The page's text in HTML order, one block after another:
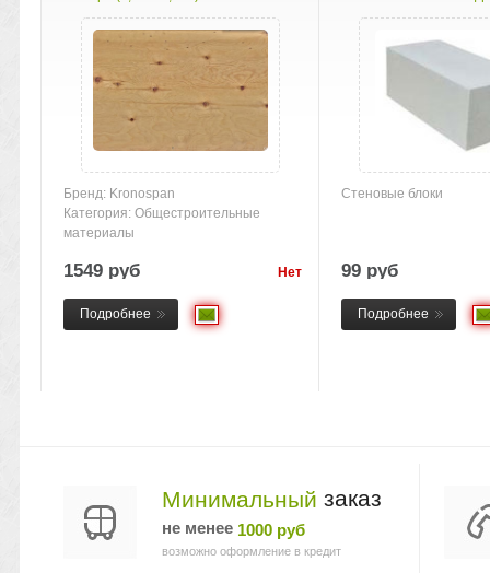
Бренд: Kronospan
Категория: Общестроительные
материалы
1549 руб Нет
Подробнее
Стеновые блоки
99 руб
Подробнее
Минимальный заказ
не менее 1000 руб
возможно оформление в кредит